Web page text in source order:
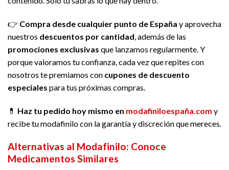
👉 Compra desde cualquier punto de España y aprovecha
nuestros descuentos por cantidad, además de las
promociones exclusivas que lanzamos regularmente. Y
porque valoramos tu confianza, cada vez que repites con
nosotros te premiamos con cupones de descuento
especiales para tus próximas compras.
💊 Haz tu pedido hoy mismo en modafiniloespaña.com y
recibe tu modafinilo con la garantía y discreción que mereces.
Alternativas al Modafinilo: Conoce
Medicamentos Similares